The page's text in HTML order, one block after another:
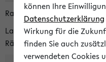
Raumanfragen:
Lassen Sie sich alle Räume
Räumen mit bestimmten
können Ihre
Datenschutzerklärung
Wirkung für die
finden Sie auch
verwendeten Cookies